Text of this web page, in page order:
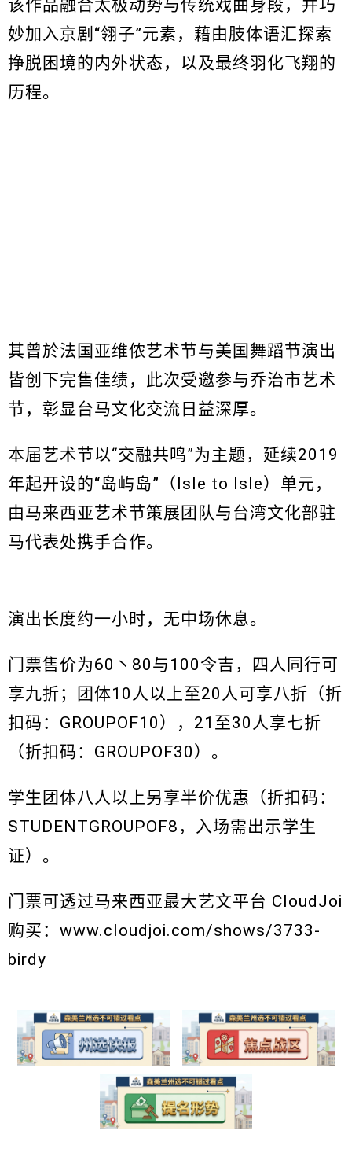
该作品融合太极动势与传统戏曲身段，并巧
妙加入京剧“翎子”元素，藉由肢体语汇探索
挣脱困境的内外状态，以及最终羽化飞翔的
历程。
其曾於法国亚维侬艺术节与美国舞蹈节演出
皆创下完售佳绩，此次受邀参与乔治市艺术
节，彰显台马文化交流日益深厚。
本届艺术节以“交融共鸣”为主题，延续2019
年起开设的“岛屿岛”（Isle to Isle）单元，
由马来西亚艺术节策展团队与台湾文化部驻
马代表处携手合作。
演出长度约一小时，无中场休息。
门票售价为60丶80与100令吉，四人同行可
享九折；团体10人以上至20人可享八折（折
扣码：GROUPOF10），21至30人享七折
（折扣码：GROUPOF30）。
学生团体八人以上另享半价优惠（折扣码：
STUDENTGROUPOF8，入场需出示学生
证）。
门票可透过马来西亚最大艺文平台 CloudJoi
购买：www.cloudjoi.com/shows/3733-
birdy